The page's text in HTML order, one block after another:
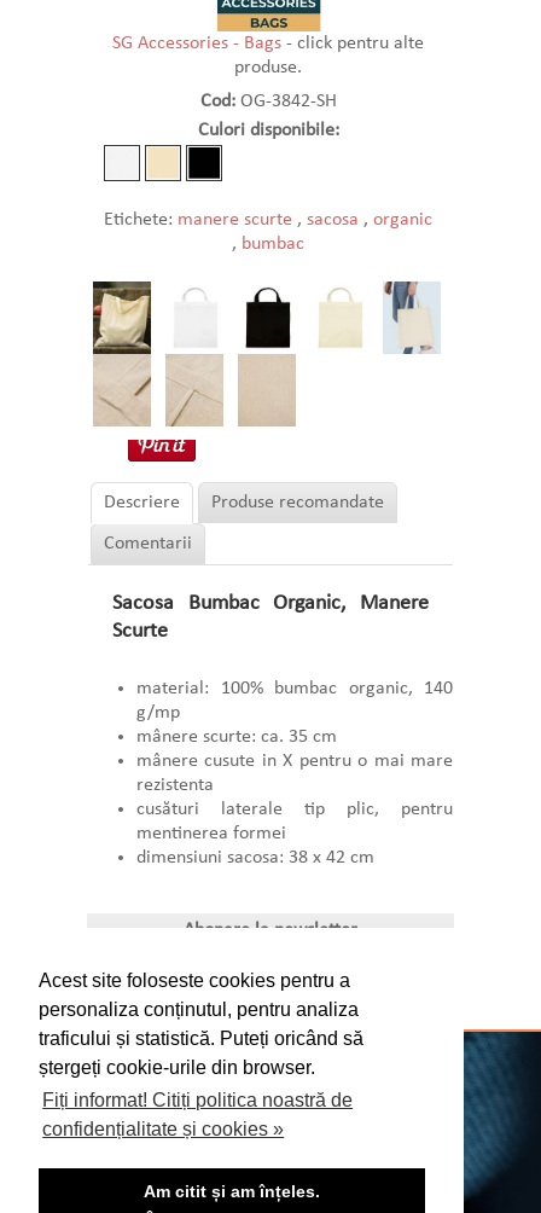
Acest site foloseste cookies pentru a
personaliza conținutul, pentru analiza
traficului și statistică. Puteți oricând să
ștergeți cookie-urile din browser.
Fiți informat! Citiți politica noastră de
confidențialitate și cookies »
Am citit și am înțeles.
SG Accessories - Bags - click pentru alte
produse.
Cod:OG-3842-SH
Culori disponibile:
Etichete: manere scurte , sacosa , organic
, bumbac
Descriere Produse recomandate
Comentarii
Sacosa Bumbac Organic, Manere
Scurte
material: 100% bumbac organic, 140
g/mp
mânere scurte: ca. 35 cm
mânere cusute in X pentru o mai mare
rezistenta
cusături laterale tip plic, pentru
mentinerea formei
dimensiuni sacosa: 38 x 42 cm
Abonare la newsletter
CONFIDENȚIALITATE, PROTECȚIA
TERMENI SI CONDITII
ANPC